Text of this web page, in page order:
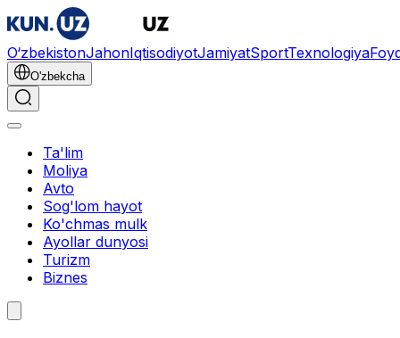
O‘zbekistonJahonIqtisodiyotJamiyatSportTexnologiya
O'zbekcha
Ta'lim
Moliya
Avto
Sog'lom hayot
Ko'chmas mulk
Ayollar dunyosi
Turizm
Biznes